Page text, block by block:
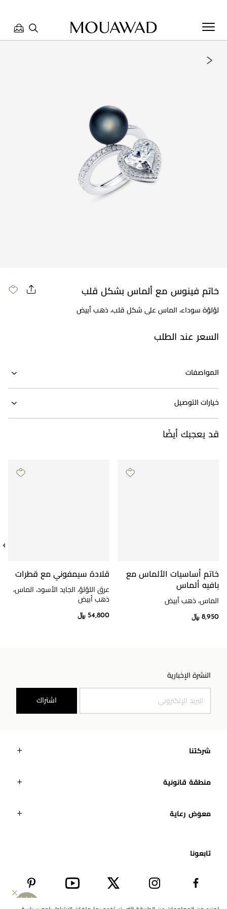
خاتم فينوس مع ألماس بشكل قلب
لؤلؤة سوداء، الماس على شكل قلب، ذهب أبيض
السعر عند الطلب
المواصفات
خيارات التوصيل
قد يعجبك أيضًا
خاتم أساسيات الألماس مع
بافيه ألماس
الماس، ذهب أبيض
8,950 ﷼
قلادة سيمفوني مع قطرات
عرق اللؤلؤ، الجايد الأسود، الماس،
ذهب أبيض
54,800 ﷼
النشرة الإخبارية
اشتراك
شركتنا
منطقة قانونية
معوَض رعاية
تابعونا​